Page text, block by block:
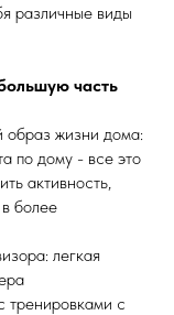
различные виды
часть
образ жизни дома:
по дому - все это
активность,
более
легкая
тренировками с